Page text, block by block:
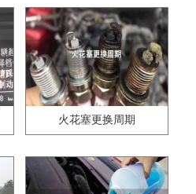
火花塞更换周期